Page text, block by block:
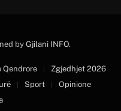
by Gjilani INFO.
Qendrore
Zgjedhjet 2026
Sport
Opinione